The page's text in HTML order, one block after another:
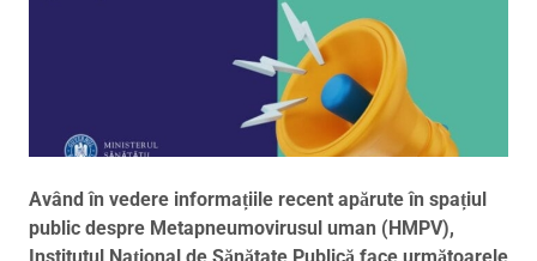
Având în vedere informațiile recent apărute în spațiul
public despre Metapneumovirusul uman (HMPV),